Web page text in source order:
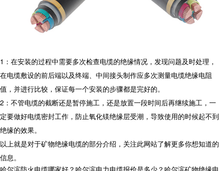
1：在安装的过程中需要多次检查电缆的绝缘情况，发现问题及时处理，
在电缆敷设的前后端以及终端、中间接头制作应多次测量电缆绝缘电阻
值，并进行比较，保证每一个安装的步骤都是完好的。
2：不管电缆的截断还是暂停施工，还是放置一段时间后再继续施工，一
定要做好电缆密封工作，防止氧化镁绝缘层受潮，导致使用的时候起不到
绝缘的效果。
以上就是对于矿物绝缘电缆的部分介绍，关注此网站了解更多你想知道的
信息。